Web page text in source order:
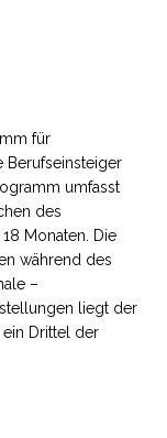
für
Berufseinsteiger
umfasst
des
Monaten. Die
während des
–
liegt der
Drittel der